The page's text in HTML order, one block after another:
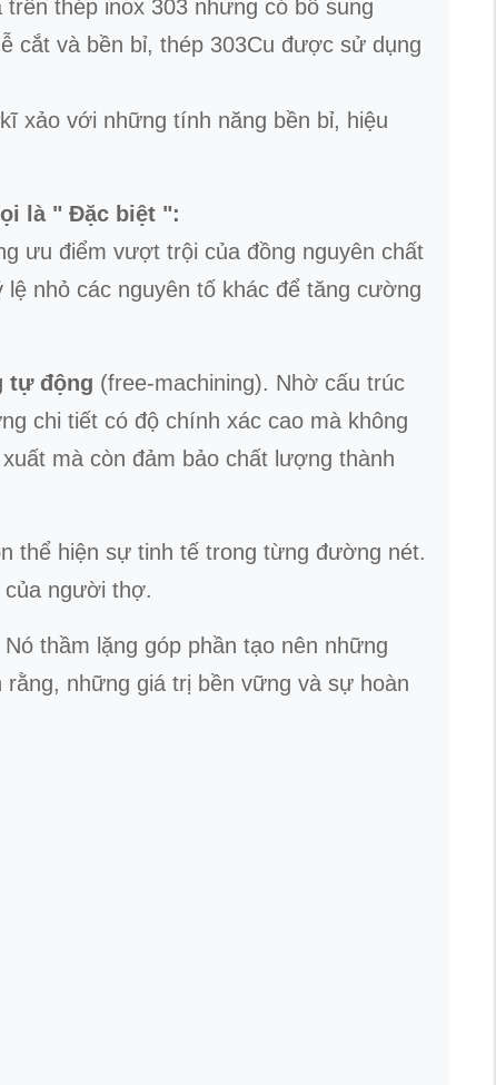
thép inox 303 nhưng có bổ sung
cắt và bền bỉ, thép 303Cu được sử dụng
xảo với những tính năng bền bỉ, hiệu
là " Đặc biệt ":
ưu điểm vượt trội của đồng nguyên chất
nhỏ các nguyên tố khác để tăng cường
tự động (free-machining). Nhờ cấu trúc
chi tiết có độ chính xác cao mà không
mà còn đảm bảo chất lượng thành
hiện sự tinh tế trong từng đường nét.
người thợ.
thầm lặng góp phần tạo nên những
những giá trị bền vững và sự hoàn